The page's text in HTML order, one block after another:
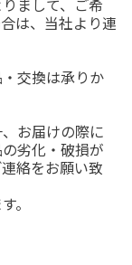
まして、ご希
は、当社より連
交換は承りか
お届けの際に
劣化・破損が
絡をお願い致
。